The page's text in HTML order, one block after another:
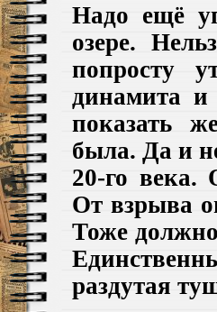
Надо ещё
озере.
попросту
динамита
показать
была. Да и
20-го века.
От взрыва
Тоже
раздутая